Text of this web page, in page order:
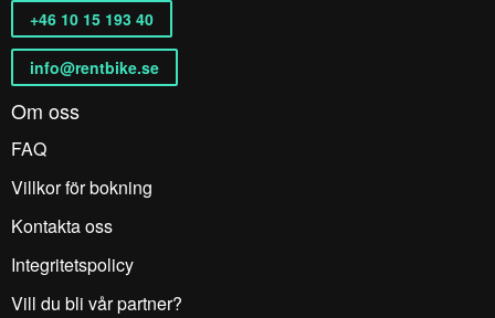
+46 10 15 193 40
info@rentbike.se
Om oss
FAQ
Villkor för bokning
Kontakta oss
Integritetspolicy
Vill du bli vår partner?